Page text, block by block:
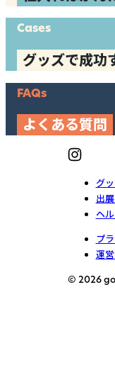
Cases
グッズで成功
FAQs
よくある質問
グ
出
ヘ
プ
運
© 2026